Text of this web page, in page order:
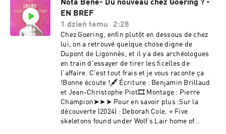
  Suivez donc les chemins de votre curiosité et embarquez pour
un voyage quotidien à travers les merveilles du monde et du
Nota Bene- Du nouveau chez Goering ? -
EN BREF
1 dzień temu
2:28
Chez Goering, enfin plutôt en dessous de chez
lui, on a retrouvé quelque chose digne de
Dupont de Ligonnès, et il y a des archéologues
en train d'essayer de tirer les ficelles de
l'affaire. C'est tout frais et je vous raconte ça
!Bonne écoute !🖋 Écriture : Benjamin Brillaud
et Jean-Christophe Piot🎞 Montage : Pierre
Champion➤➤➤ Pour en savoir plus :Sur la
découverte (2024) : Deborah Cole, « Five
skeletons found under Wolf’s Lair home of